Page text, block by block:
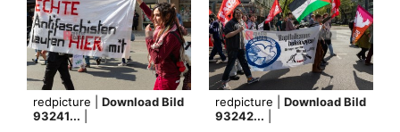
redpicture | Download Bild
93241...
redpicture | Download Bild
93242...